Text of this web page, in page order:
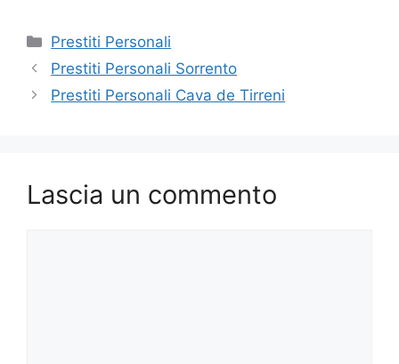
Categorie
Prestiti Personali
Prestiti Personali Sorrento
Prestiti Personali Cava de Tirreni
Lascia un commento